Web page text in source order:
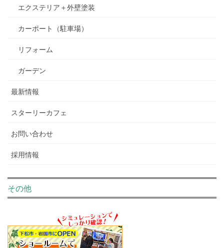
エクステリア＋外壁塗装
カーポート（駐車場）
リフォーム
ガーデン
最新情報
スターリーカフェ
お問い合わせ
採用情報
その他